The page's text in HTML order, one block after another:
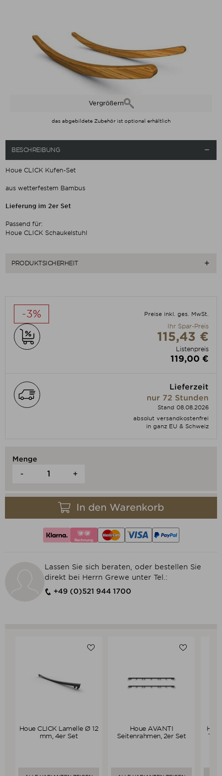
Vergrößern
das abgebildete Zubehör ist optional erhältlich
BESCHREIBUNG 
Houe CLICK Kufen-Set
aus wetterfestem Bambus
Lieferung im 2er Set
Passend für:
Houe CLICK Schaukelstuhl
PRODUKTSICHERHEIT 
-3% Preise inkl. ges. MwSt.
Ihr Spar-Preis
115,43 €
Listenpreis
119,00 €
Lieferzeit
nur 72 Stunden
Stand 08.08.2026
absolut versandkostenfrei
in ganz EU & Schweiz
Menge
- +
In den Warenkorb
Lassen Sie sich beraten, oder bestellen Sie
direkt bei Herrn Grewe unter Tel.:
+49 (0)521 944 1700
Verkaufspreis
ab 19,50 €
18,92 €
Houe CLICK Lamelle Ø 12
mm, 4er Set
ab
Preis
89,00 €
Houe AVANTI
Seitenrahmen, 2er Set